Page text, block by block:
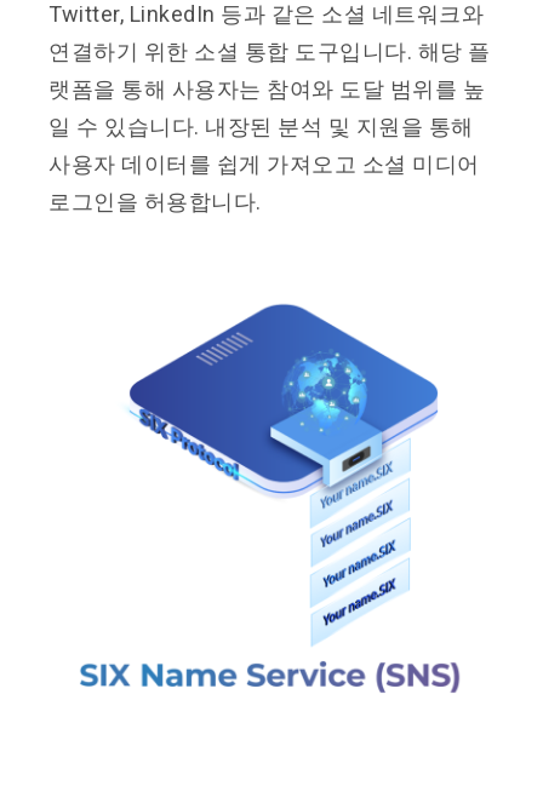
Twitter, LinkedIn 등과 같은 소셜 네트워크와
연결하기 위한 소셜 통합 도구입니다. 해당 플
랫폼을 통해 사용자는 참여와 도달 범위를 높
일 수 있습니다. 내장된 분석 및 지원을 통해
사용자 데이터를 쉽게 가져오고 소셜 미디어
로그인을 허용합니다.